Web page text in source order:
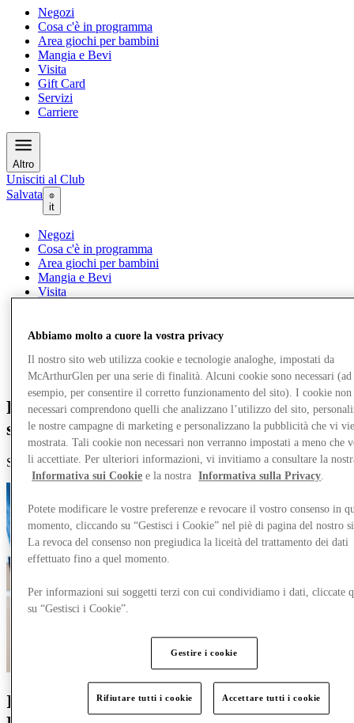
Negozi
Cosa c'è in programma
Area giochi per bambini
Mangia e Bevi
Visita
Gift Card
Servizi
Carriere
Altro
Unisciti al Club
Salvata
it
Negozi
Cosa c'è in programma
Area giochi per bambini
Mangia e Bevi
Visita
Carriere
Altro
Entra a far parte di un mondo
straordinario.
Scopri le opportunità di lavoro presso [Nome Outlet Designer]
Inizia il tuo percorso con MCArthurGlen
Abbiamo molto a cuore la vostra privacy
Il nostro sito web utilizza cookie e tecnologie analoghe, impostati da
McArthurGlen per una serie di finalità. Alcuni cookie sono necessari (ad
esempio, per consentire il corretto funzionamento del sito). I cookie non
necessari comprendono quelli che analizzano l’utilizzo del sito,
le nostre campagne di marketing e personalizzano la pubblicità che vi
mostrata. Tali cookie non necessari non verranno impostati a meno che
li accettiate. Per ulteriori informazioni, vi invitiamo a consultare la
Informativa sui Cookie e la nostra Informativa sulla Privacy.
Potete modificare le vostre preferenze e revocare il vostro consenso in
momento, cliccando su “Gestisci i Cookie” nel piè di pagina del nostro
La revoca del consenso non pregiudica la liceità del trattamento dei dati
effettuato fino a quel momento.
Per informazioni sui soggetti terzi con cui condividiamo i dati, cliccate
su “Gestisci i Cookie”.
Gestire i cookie
Rifiutare tutti i cookie Accettare tutti i cookie